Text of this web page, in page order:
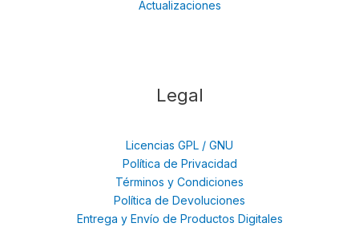
Actualizaciones
Legal
Licencias GPL / GNU
Política de Privacidad
Términos y Condiciones
Política de Devoluciones
Entrega y Envío de Productos Digitales